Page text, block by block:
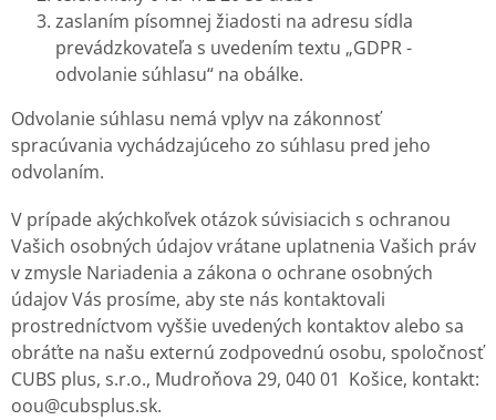
zaslaním písomnej žiadosti na adresu sídla
prevádzkovateľa s uvedením textu „GDPR -
odvolanie súhlasu“ na obálke.
Odvolanie súhlasu nemá vplyv na zákonnosť
spracúvania vychádzajúceho zo súhlasu pred jeho
odvolaním.
V prípade akýchkoľvek otázok súvisiacich s ochranou
Vašich osobných údajov vrátane uplatnenia Vašich práv
v zmysle Nariadenia a zákona o ochrane osobných
údajov Vás prosíme, aby ste nás kontaktovali
prostredníctvom vyššie uvedených kontaktov alebo sa
obráťte na našu externú zodpovednú osobu, spoločnosť
CUBS plus, s.r.o., Mudroňova 29, 040 01 Košice, kontakt:
oou@cubsplus.sk.